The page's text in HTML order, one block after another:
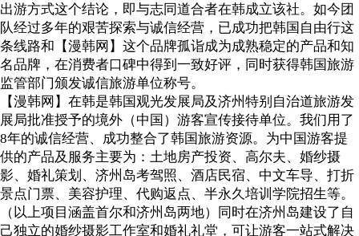
出游方式这个结论，即与志同道合者在韩成立该社。如今团
队经过多年的艰苦探索与诚信经营，已成功把韩国自由行这
条线路和【漫韩网】这个品牌孤诣成为成熟稳定的产品和知
名品牌，在消费者口碑中得到一致好评，同时获得韩国旅游
监管部门颁发诚信旅游单位称号。
【漫韩网】在韩是韩国观光发展局及济州特别自治道旅游发
展局批准授予的境外（中国）游客宣传接待单位。我们用了
8年的诚信经营、成功整合了韩国旅游资源。为中国游客提
供的产品及服务主要为：土地房产投资、高尔夫、婚纱摄
影、婚礼策划、济州岛考驾照、酒店民宿、中文车导、打折
景点门票、美容护理、代购返点、半永久培训学院招生等。
（以上项目涵盖首尔和济州岛两地）同时在济州岛建设了自
己独立的婚纱摄影工作室和婚礼礼堂，可让游客一站式解决